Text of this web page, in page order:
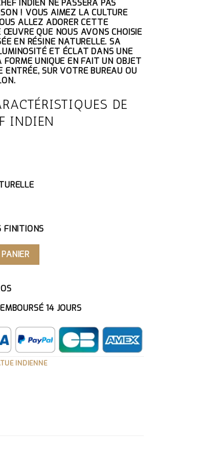
INDIEN NE PASSERA PAS
! VOUS AIMEZ LA CULTURE
ALLEZ ADORER CETTE
ŒUVRE QUE NOUS AVONS CHOISIE
EN RÉSINE NATURELLE. SA
ET ÉCLAT DANS UNE
FORME UNIQUE EN FAIT UN OBJET
SUR VOTRE BUREAU OU
DE
INDIEN
FINITIONS
INDIEN
14 JOURS
INDIENNE